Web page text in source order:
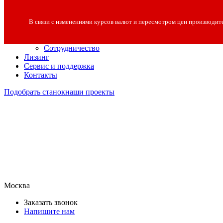
В связи с изменениями курсов валют и пересмотром цен
О компании
Сотрудничество
Лизинг
Сервис и поддержка
Контакты
Подобрать станокнаши проекты
Москва
Заказать звонок
Напишите нам